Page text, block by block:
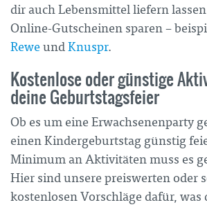
dir auch Lebensmittel liefern
Online-Gutscheinen sparen –
ReweundKnuspr.
Kostenlose oder günstige
deine Geburtstagsfeier
Ob es um eine Erwachsenenparty
einen Kindergeburtstag günstig
Minimum an Aktivitäten muss es
Hier sind unsere preiswerten oder
kostenlosen Vorschläge dafür, was